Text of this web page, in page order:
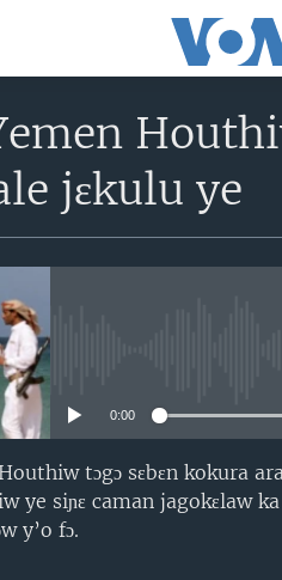
jɛkulu ye
0:00
tɔgɔ sɛbɛn kokura
ye siɲɛ caman jagokɛlaw
y’o fɔ.